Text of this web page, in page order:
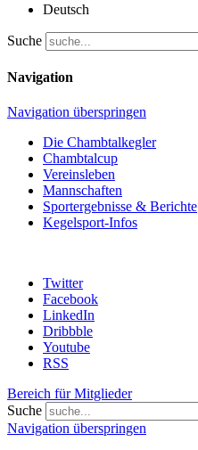
Deutsch
Suche
Navigation
Navigation überspringen
Die Chambtalkegler
Chambtalcup
Vereinsleben
Mannschaften
Sportergebnisse & Berichte
Kegelsport-Infos
Twitter
Facebook
LinkedIn
Dribbble
Youtube
RSS
Bereich für Mitglieder
Suche
Navigation überspringen